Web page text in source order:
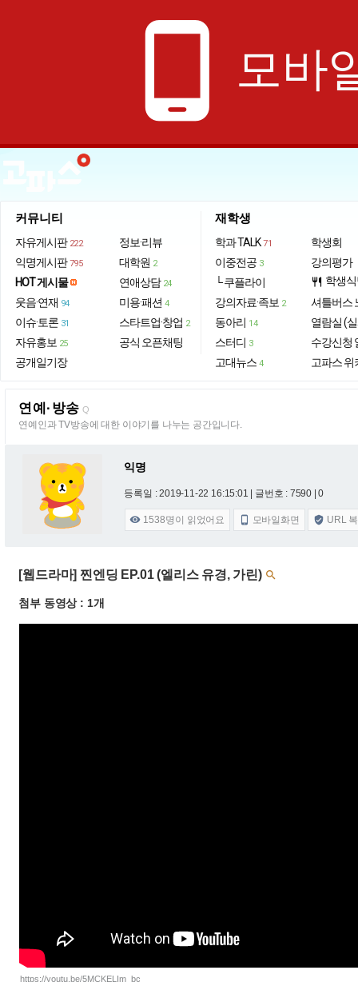
phone_android 모바
커뮤니티
자유게시판 222
익명게시판 795
HOT 게시물
웃음·연재 94
이슈·토론 31
자유홍보 25
공개일기장
정보·리뷰
대학원 2
연애상담 24
미용·패션 4
스타트업·창업 2
공식 오픈채팅
재학생
학과 TALK 71
이중전공 3
└ 쿠플라이
강의자료·족보 2
동아리 14
스터디 3
고대뉴스 4
학생회
강의평가
restaurant 학생
셔틀버스
열람실 (
수강신청
고파스 위
연예·방송 Q
연예인과 TV방송에 대한 이야기를 나누는 공간입니다.
익명
등록일 : 2019-11-22 16:15:01 | 글번호 : 7590 | 0
 1538명이 읽었어요  모바일화면  URL
[웹드라마] 찐엔딩 EP.01 (엘리스 유경, 가린) 
첨부 동영상 : 1개
https://youtu.be/5MCKELIm_bc